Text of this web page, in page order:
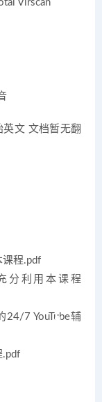
Virscan
文 文档暂无翻
程.pdf
用本课程
7 YouTube辅